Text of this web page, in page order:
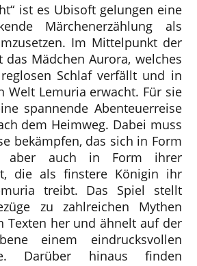
ist es Ubisoft gelungen eine
Märchenerzählung als
Im Mittelpunkt der
das Mädchen Aurora, welches
Schlaf verfällt und in
Welt Lemuria erwacht. Für sie
spannende Abenteuerreise
dem Heimweg. Dabei muss
bekämpfen, das sich in Form
aber auch in Form ihrer
die als finstere Königin ihr
treibt. Das Spiel stellt
zu zahlreichen Mythen
Texten her und ähnelt auf der
einem eindrucksvollen
Darüber hinaus finden